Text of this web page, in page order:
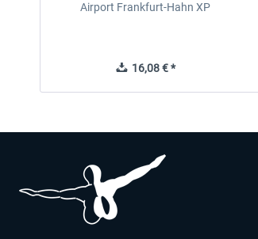
Airport Frankfurt-Hahn XP
16,08 € *